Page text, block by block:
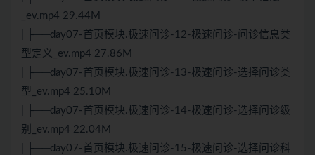
_ev.mp4 29.44M
| ├──day07-首页模块.极速问诊-12-极速问诊-问诊信息类
型定义_ev.mp4 27.86M
| ├──day07-首页模块.极速问诊-13-极速问诊-选择问诊类
型_ev.mp4 25.10M
| ├──day07-首页模块.极速问诊-14-极速问诊-选择问诊级
别_ev.mp4 22.04M
| ├──day07-首页模块.极速问诊-15-极速问诊-选择问诊科